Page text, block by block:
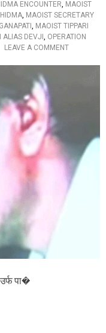
ENCOUNTER, MAOIST
, MAOIST SECRETARY
, MAOIST TIPPARI
ALIAS DEVJI , OPERATION
LEAVE A COMMENTO
ट
र
पा�